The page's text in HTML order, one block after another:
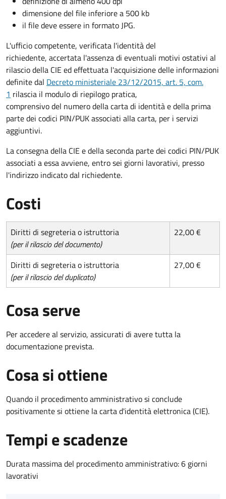
dimensione del file inferiore a 500 kb
il file deve essere in formato JPG.
L'ufficio competente, verificata l'identità del
richiedente, accertata l'assenza di eventuali motivi ostativi al
rilascio della CIE ed effettuata l'acquisizione delle informazioni
definite dal Decreto ministeriale 23/12/2015, art. 5, com.
1 rilascia il modulo di riepilogo pratica,
comprensivo del numero della carta di identità e della prima
parte dei codici PIN/PUK associati alla carta, per i servizi
aggiuntivi.
La consegna della CIE e della seconda parte dei codici PIN/PUK
associati a essa avviene, entro sei giorni lavorativi, presso
l'indirizzo indicato dal richiedente.
Costi
Diritti di segreteria o istruttoria
(per il rilascio del documento)
22,00 €
Diritti di segreteria o istruttoria
(per il rilascio del duplicato)
27,00 €
Cosa serve
Per accedere al servizio, assicurati di avere tutta la
documentazione prevista.
Cosa si ottiene
Quando il procedimento amministrativo si conclude
positivamente si ottiene la carta d'identità elettronica (CIE).
Tempi e scadenze
Durata massima del procedimento amministrativo: 6 giorni
lavorativi